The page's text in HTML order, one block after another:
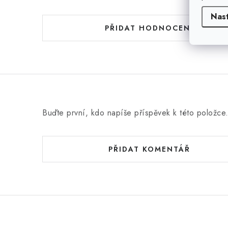
PŘIDAT HODNOCENÍ
Buďte první, kdo napíše příspěvek k této položce.
PŘIDAT KOMENTÁŘ